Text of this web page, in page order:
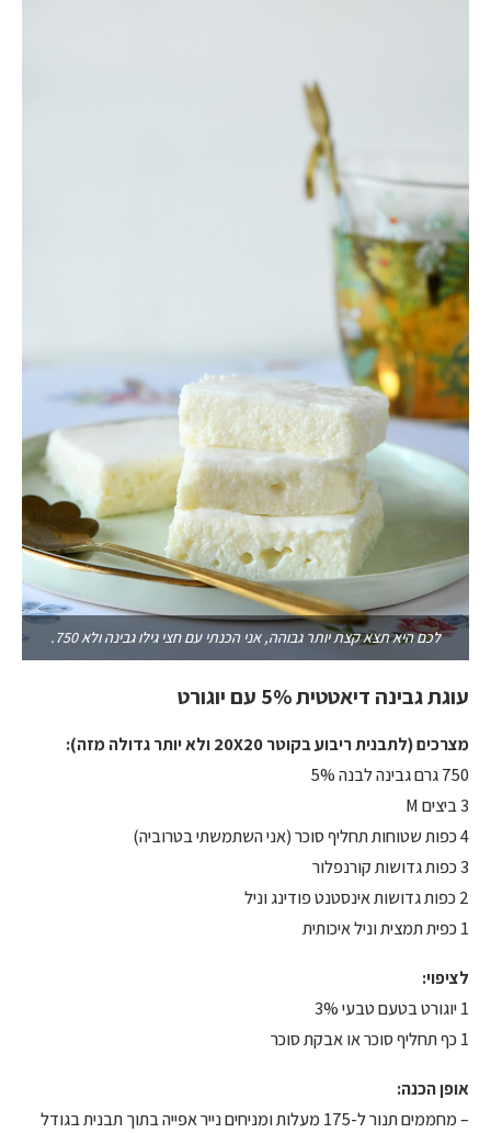
לכם היא תצא קצת יותר גבוהה, אני הכנתי עם חצי גילו גבינה ולא 750.
עוגת גבינה דיאטטית 5% עם יוגורט
מצרכים (לתבנית ריבוע בקוטר 20X20 ולא יותר גדולה מזה):
750 גרם גבינה לבנה 5%
3 ביצים M
4 כפות שטוחות תחליף סוכר (אני השתמשתי בטרוביה)
3 כפות גדושות קורנפלור
2 כפות גדושות אינסטנט פודינג וניל
1 כפית תמצית וניל איכותית
לציפוי:
1 יוגורט בטעם טבעי 3%
1 כף תחליף סוכר או אבקת סוכר
אופן הכנה:
– מחממים תנור ל-175 מעלות ומניחים נייר אפייה בתוך תבנית בגודל